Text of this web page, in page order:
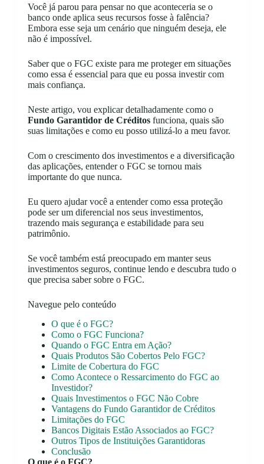
Você já parou para pensar no que aconteceria se o
banco onde aplica seus recursos fosse à falência?
Embora esse seja um cenário que ninguém deseja, ele
não é impossível.
Saber que o FGC existe para me proteger em situações
como essa é essencial para que eu possa investir com
mais confiança.
Neste artigo, vou explicar detalhadamente como o
Fundo Garantidor de Créditosfunciona, quais são
suas limitações e como eu posso utilizá-lo a meu favor.
Com o crescimento dos investimentos e a diversificação
das aplicações, entender o FGC se tornou mais
importante do que nunca.
Eu quero ajudar você a entender como essa proteção
pode ser um diferencial nos seus investimentos,
trazendo mais segurança e estabilidade para seu
patrimônio.
Se você também está preocupado em manter seus
investimentos seguros, continue lendo e descubra tudo o
que precisa saber sobre o FGC.
Navegue pelo conteúdo
O que é o FGC?
Como o FGC Funciona?
Quando o FGC Entra em Ação?
Quais Produtos São Cobertos Pelo FGC?
Limite de Cobertura do FGC
Como Acontece o Ressarcimento do FGC ao
Investidor?
Quais Investimentos o FGC Não Cobre
Vantagens do Fundo Garantidor de Créditos
Limitações do FGC
Bancos Digitais Estão Associados ao FGC?
Outros Tipos de Instituições Garantidoras
Conclusão
O que é o FGC?